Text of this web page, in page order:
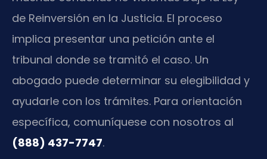
de Reinversión en la Justicia. El proceso
implica presentar una petición ante el
tribunal donde se tramitó el caso. Un
abogado puede determinar su elegibilidad y
ayudarle con los trámites. Para orientación
específica, comuníquese con nosotros al
(888) 437-7747.